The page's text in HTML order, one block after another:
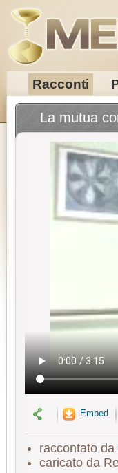
Racconti
La mutua
Embed
raccontato da
caricato da